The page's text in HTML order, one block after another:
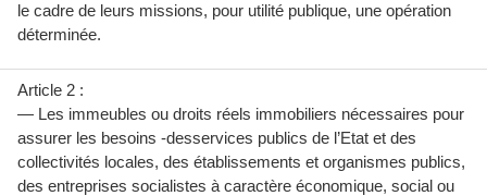
le cadre de leurs missions, pour utilité publique, une opération
déterminée.
Article 2 :
— Les immeubles ou droits réels immobiliers nécessaires pour
assurer les besoins -desservices publics de l’Etat et des
collectivités locales, des établissements et organismes publics,
des entreprises socialistes à caractère économique, social ou